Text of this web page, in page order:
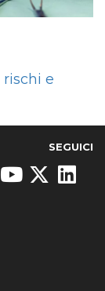
rischi e
SEGUICI